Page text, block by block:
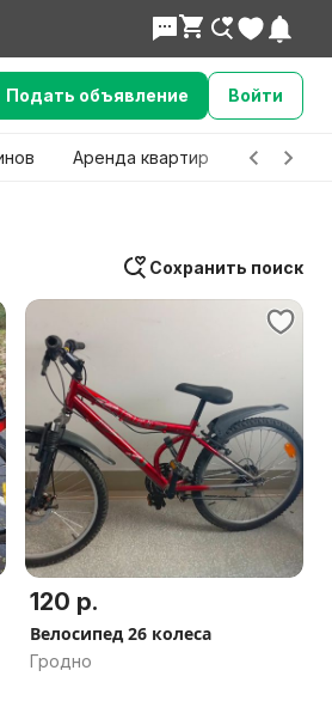
Подать объявление Войти
Аренда квартир Детские
Сохранить поиск
120 р.
Велосипед 26 колеса
Гродно